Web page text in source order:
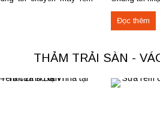
nhanh, đúng mẫu, đúng
tôi vừa hoàn thiện thi
thu mua
Phú Thọ.
Đọc thêm
THẢM TRẢI SÀN -